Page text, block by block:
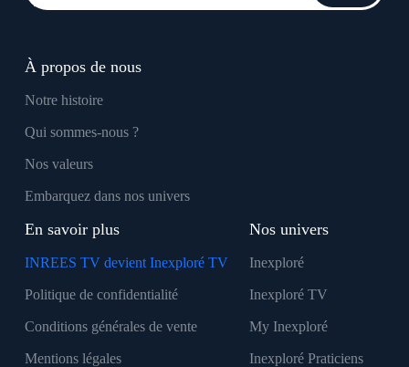
À propos de nous
Notre histoire
Qui sommes-nous ?
Nos valeurs
Embarquez dans nos univers
En savoir plus
INREES TV devient Inexploré TV
Politique de confidentialité
Conditions générales de vente
Mentions légales
Nos univers
Inexploré
Inexploré TV
My Inexploré
Inexploré Praticiens